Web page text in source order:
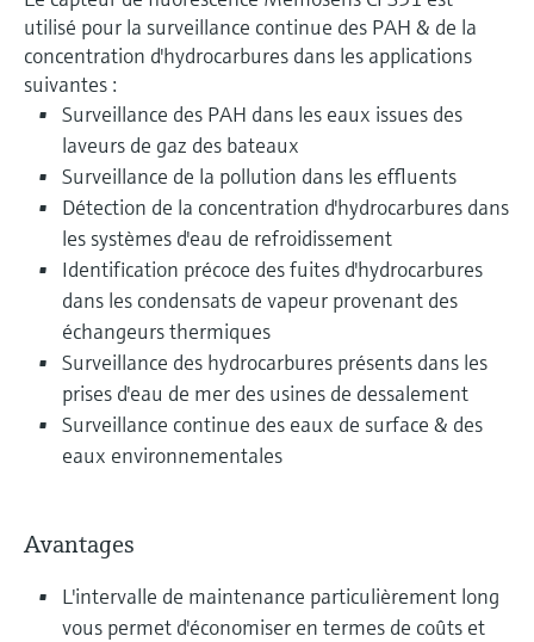
utilisé pour la surveillance continue des PAH & de la
concentration d'hydrocarbures dans les applications
suivantes :
Surveillance des PAH dans les eaux issues des
laveurs de gaz des bateaux
Surveillance de la pollution dans les effluents
Détection de la concentration d'hydrocarbures dans
les systèmes d'eau de refroidissement
Identification précoce des fuites d'hydrocarbures
dans les condensats de vapeur provenant des
échangeurs thermiques
Surveillance des hydrocarbures présents dans les
prises d'eau de mer des usines de dessalement
Surveillance continue des eaux de surface & des
eaux environnementales
Avantages
L'intervalle de maintenance particulièrement long
vous permet d'économiser en termes de coûts et